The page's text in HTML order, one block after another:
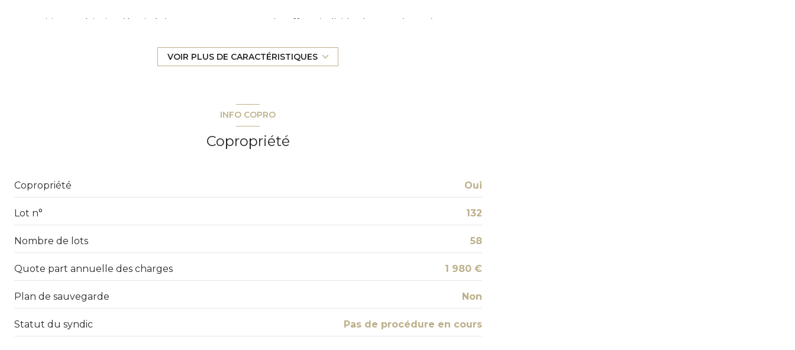
cuisine américaine (équipée) Chauffage individuel : autre (autre)
exposition Ouest
vue Dégagée
quartier Hopital
VOIR PLUS DE CARACTÉRISTIQUES
INFO COPRO
Copropriété
Copropriété Oui
Lot n° 132
Nombre de lots 58
Quote part annuelle des charges 1 980 €
Plan de sauvegarde Non
Statut du syndic Pas de procédure en cours